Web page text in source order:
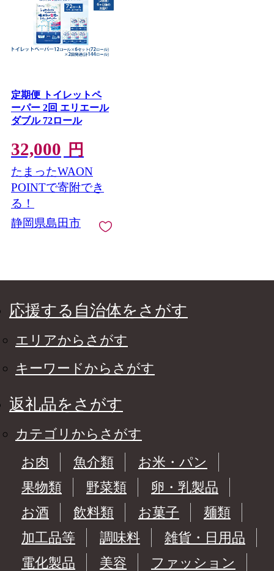
定期便 トイレットペ
ーパー 2回 エリエール
ダブル 72ロール
32,000 円
たまったWAON
POINTで寄附でき
る！
静岡県島田市
応援する自治体をさがす
エリアからさがす
キーワードからさがす
返礼品をさがす
カテゴリからさがす
お肉
魚介類
お米・パン
果物類
野菜類
卵・乳製品
お酒
飲料類 お菓子
麺類
加工品等
調味料
雑貨・日用品
電化製品
美容
ファッション